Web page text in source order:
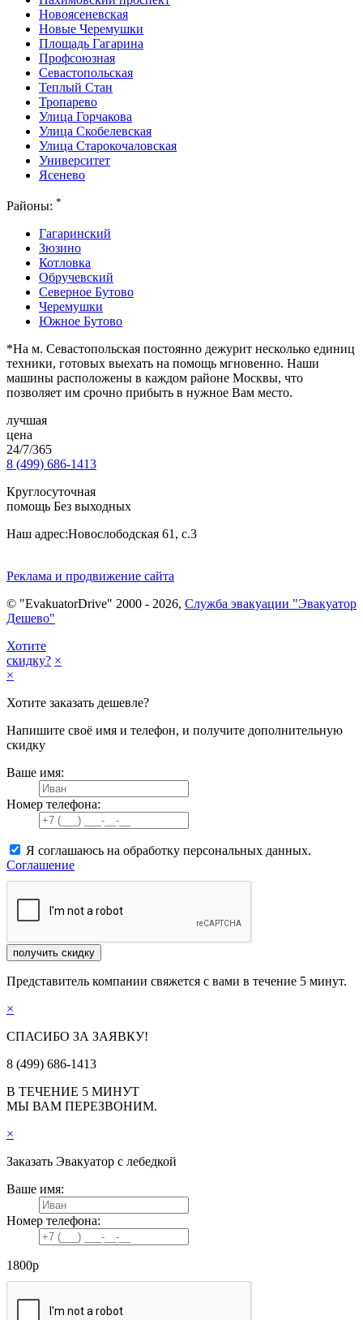
Новоясеневская
Новые Черемушки
Площадь Гагарина
Профсоюзная
Севастопольская
Теплый Стан
Тропарево
Улица Горчакова
Улица Скобелевская
Улица Старокочаловская
Университет
Ясенево
Районы: *
Гагаринский
Зюзино
Котловка
Обручевский
Северное Бутово
Черемушки
Южное Бутово
*На м. Севастопольская постоянно дежурит несколько единиц
техники, готовых выехать на помощь мгновенно. Наши
машины расположены в каждом районе Москвы, что
позволяет им срочно прибыть в нужное Вам место.
лучшая
цена
24/7/365
8 (499) 686-1413
Круглосуточная
помощь Без выходных
Наш адрес:Новослободская 61, с.3
Реклама и продвижение сайта
© "EvakuatorDrive" 2000 - 2026, Служба эвакуации "Эвакуатор
Дешево"
Хотите
скидку? ×
×
Хотите заказать дешевле?
Напишите своё имя и телефон, и получите дополнительную
скидку
Ваше имя:
Номер телефона:
Я соглашаюсь на обработку персональных данных.
Соглашение
получить скидку
Представитель компании свяжется с вами в течение 5 минут.
×
СПАСИБО ЗА ЗАЯВКУ!
8 (499) 686-1413
В ТЕЧЕНИЕ 5 МИНУТ
МЫ ВАМ ПЕРЕЗВОНИМ.
×
Заказать Эвакуатор с лебедкой
Ваше имя:
Номер телефона:
1800р